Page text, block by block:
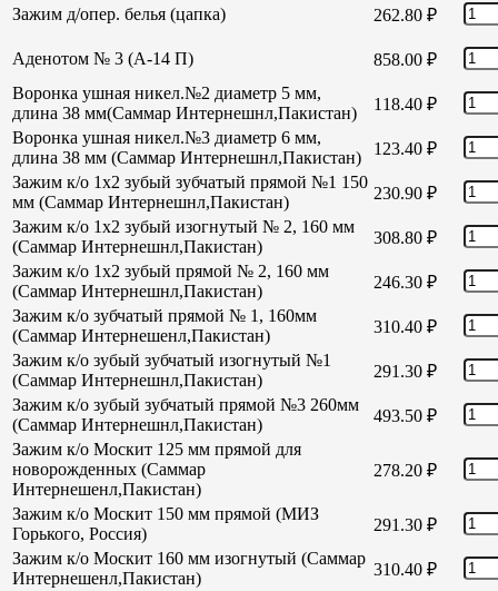
Зажим д/опер. белья (цапка) 262.80 ₽
Аденотом № 3 (А-14 П) 858.00 ₽
Воронка ушная никел.№2 диаметр 5 мм,
длина 38 мм(Саммар Интернешнл,Пакистан)
118.40 ₽
Воронка ушная никел.№3 диаметр 6 мм,
длина 38 мм (Саммар Интернешнл,Пакистан)
123.40 ₽
Зажим к/о 1х2 зубый зубчатый прямой №1 150
мм (Саммар Интернешнл,Пакистан)
230.90 ₽
Зажим к/о 1х2 зубый изогнутый № 2, 160 мм
(Саммар Интернешнл,Пакистан)
308.80 ₽
Зажим к/о 1х2 зубый прямой № 2, 160 мм
(Саммар Интернешнл,Пакистан)
246.30 ₽
Зажим к/о зубчатый прямой № 1, 160мм
(Саммар Интернешенл,Пакистан)
310.40 ₽
Зажим к/о зубый зубчатый изогнутый №1
(Саммар Интернешнл,Пакистан)
291.30 ₽
Зажим к/о зубый зубчатый прямой №3 260мм
(Саммар Интернешнл,Пакистан)
493.50 ₽
Зажим к/о Москит 125 мм прямой для
новорожденных (Саммар
Интернешенл,Пакистан)
278.20 ₽
Зажим к/о Москит 150 мм прямой (МИЗ
Горького, Россия)
291.30 ₽
Зажим к/о Москит 160 мм изогнутый (Саммар
Интернешенл,Пакистан)
310.40 ₽